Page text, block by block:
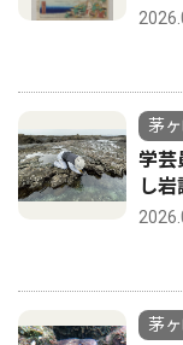
茅ヶ
学芸
し岩
茅ヶ